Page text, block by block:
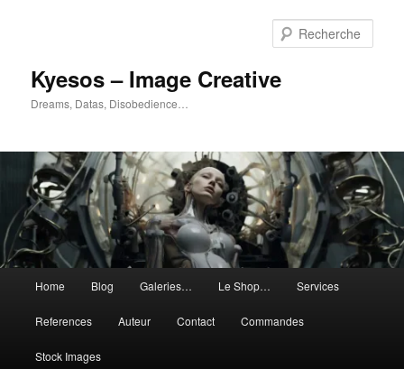
Kyesos – Image Creative
Dreams, Datas, Disobedience…
principal
Home Blog Galeries… Le Shop… Services
References Auteur Contact Commandes
Stock Images